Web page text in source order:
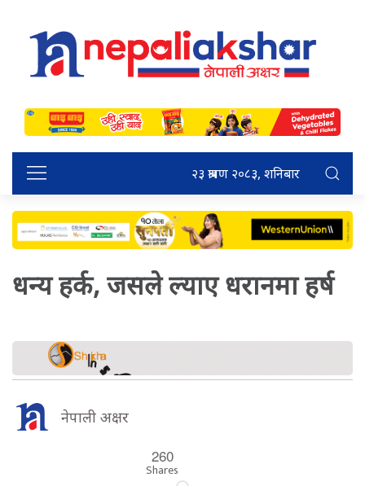
२३ श्रावण २०८३, शनिबार
धन्य हर्क, जसले ल्याए धरानमा हर्ष
नेपाली अक्षर
260
Shares